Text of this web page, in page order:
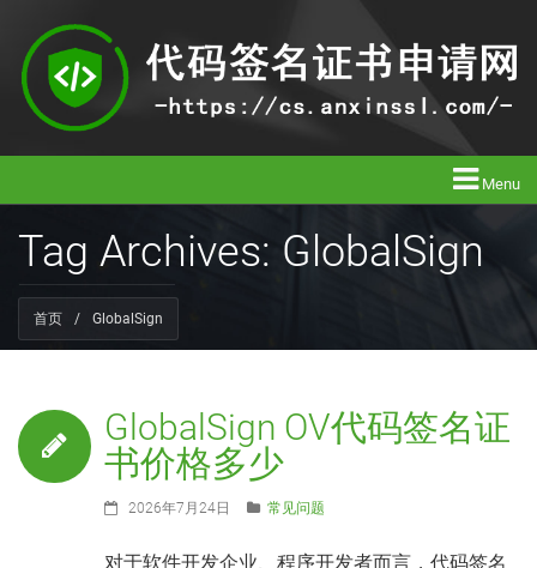
Menu
Tag Archives: GlobalSign
首页 / GlobalSign
GlobalSign OV代码签名证
书价格多少
2026年7月24日 常见问题
对于软件开发企业、程序开发者而言，代码签名